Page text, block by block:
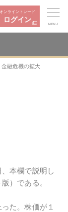
オンライントレード
ログイン
MENU
融危機の拡大
本欄で説明し
）である。
た。株価が１